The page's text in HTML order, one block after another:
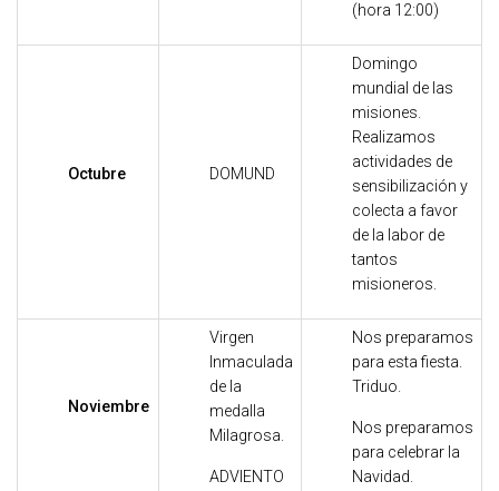
(hora 12:00)
Octubre DOMUND
Domingo
mundial de las
misiones.
Realizamos
actividades de
sensibilización y
colecta a favor
de la labor de
tantos
misioneros.
Noviembre
Virgen
Inmaculada
de la
medalla
Milagrosa.
ADVIENTO
Nos preparamos
para esta fiesta.
Triduo.
Nos preparamos
para celebrar la
Navidad.